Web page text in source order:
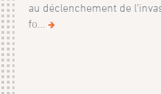
au déclenchement de
fo...